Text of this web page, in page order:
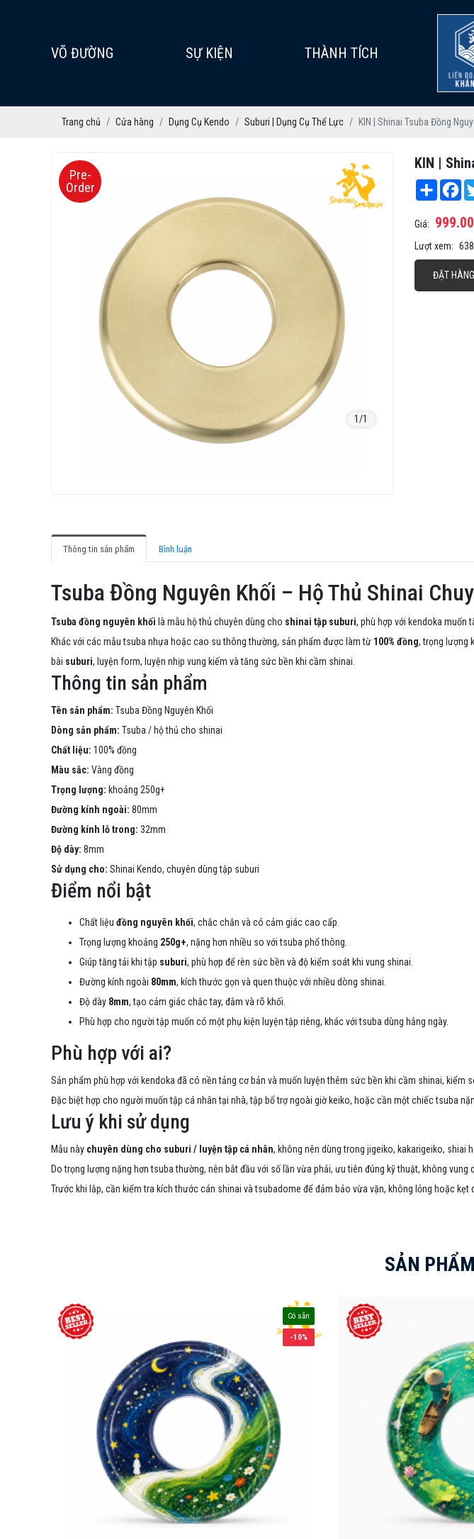
VÕ ĐƯỜNG SỰ KIỆN THÀNH TÍCH
Trang chủ Cửa hàng Dụng Cụ Kendo Suburi | Dụng Cụ Thể Lực KIN | Shinai Tsuba Đồng
Pre-
Order
1/1
KIN |
Share
Giá:
Lượt xem: 638
ĐẶT
Thông tin sản phẩm Bình luận
Tsuba Đồng Nguyên Khối – Hộ Thủ Shinai
Tsuba đồng nguyên khối là mẫu hộ thủ chuyên dùng cho shinai tập suburi, phù hợp với kendoka muốn
Khác với các mẫu tsuba nhựa hoặc cao su thông thường, sản phẩm được làm từ 100% đồng, trọng lượng
bài suburi, luyện form, luyện nhịp vung kiếm và tăng sức bền khi cầm shinai.
Thông tin sản phẩm
Tên sản phẩm: Tsuba Đồng Nguyên Khối
Dòng sản phẩm: Tsuba / hộ thủ cho shinai
Chất liệu: 100% đồng
Màu sắc: Vàng đồng
Trọng lượng: khoảng 250g+
Đường kính ngoài: 80mm
Đường kính lỗ trong: 32mm
Độ dày: 8mm
Sử dụng cho: Shinai Kendo, chuyên dùng tập suburi
Điểm nổi bật
Chất liệu đồng nguyên khối, chắc chắn và có cảm giác cao cấp.
Trọng lượng khoảng 250g+, nặng hơn nhiều so với tsuba phổ thông.
Giúp tăng tải khi tập suburi, phù hợp để rèn sức bền và độ kiểm soát khi vung shinai.
Đường kính ngoài 80mm, kích thước gọn và quen thuộc với nhiều dòng shinai.
Độ dày 8mm, tạo cảm giác chắc tay, đằm và rõ khối.
Phù hợp cho người tập muốn có một phụ kiện luyện tập riêng, khác với tsuba dùng hằng ngày.
Phù hợp với ai?
Sản phẩm phù hợp với kendoka đã có nền tảng cơ bản và muốn luyện thêm sức bền khi cầm shinai, kiểm
Đặc biệt hợp cho người muốn tập cá nhân tại nhà, tập bổ trợ ngoài giờ keiko, hoặc cần một chiếc tsuba
Lưu ý khi sử dụng
Mẫu này chuyên dùng cho suburi / luyện tập cá nhân, không nên dùng trong jigeiko, kakarigeiko, shiai
Do trọng lượng nặng hơn tsuba thường, nên bắt đầu với số lần vừa phải, ưu tiên đúng kỹ thuật, không
Trước khi lắp, cần kiểm tra kích thước cán shinai và tsubadome để đảm bảo vừa vặn, không lỏng hoặc kẹt
SẢN
Có sẵn
-10%